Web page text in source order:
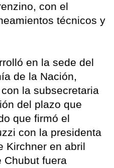
con el
técnicos y
en la sede del
de la Nación,
la subsecretaria
del plazo que
que firmó el
con la presidenta
Kirchner en abril
Chubut fuera